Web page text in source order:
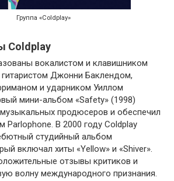
Группа «Coldplay»
Coldplay
вокалистом и клавишником
Джонни Баклендом,
и ударником Уиллом
мини-альбом «Safety» (1998)
продюсеров и обеспечил
Parlophone. В 2000 году Coldplay
студийный альбом
включал хиты «Yellow» и «Shiver».
отзывы критиков и
волну международного признания.